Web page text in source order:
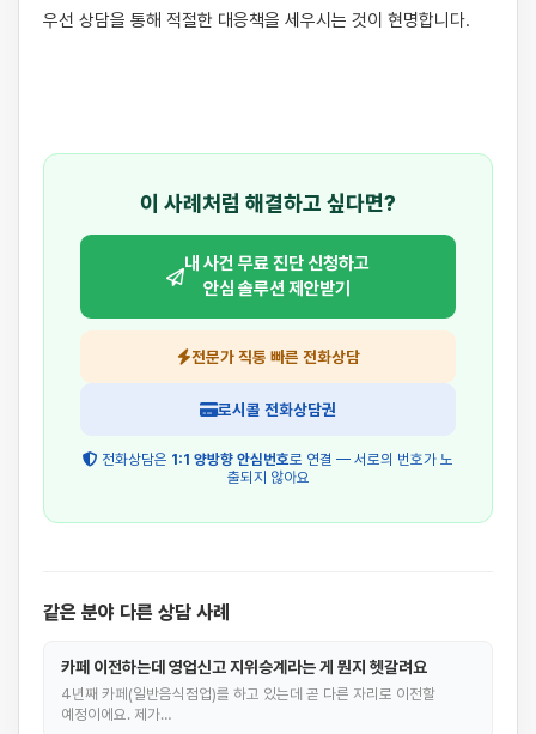
우선 상담을 통해 적절한 대응책을 세우시는 것이 현명합니다.
이 사례처럼 해결하고 싶다면?
내 사건 무료 진단 신청하고
안심 솔루션 제안받기
전문가 직통 빠른 전화상담
로시콜 전화상담권
전화상담은 1:1 양방향 안심번호로 연결 — 서로의 번호가 노
출되지 않아요
같은 분야 다른 상담 사례
카페 이전하는데 영업신고 지위승계라는 게 뭔지 헷갈려요
4년째 카페(일반음식점업)를 하고 있는데 곧 다른 자리로 이전할
예정이에요. 제가…